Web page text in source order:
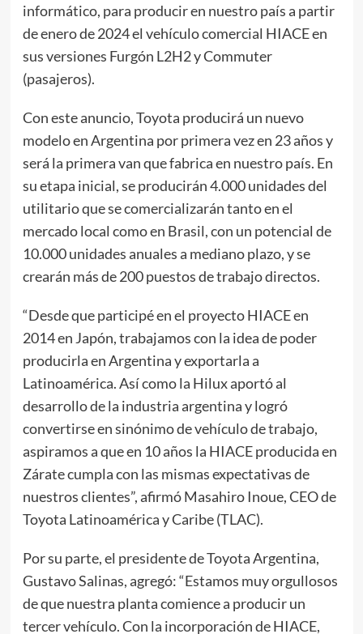
informático, para producir en nuestro país a partir
de enero de 2024 el vehículo comercial HIACE en
sus versiones Furgón L2H2 y Commuter
(pasajeros).
Con este anuncio, Toyota producirá un nuevo
modelo en Argentina por primera vez en 23 años y
será la primera van que fabrica en nuestro país. En
su etapa inicial, se producirán 4.000 unidades del
utilitario que se comercializarán tanto en el
mercado local como en Brasil, con un potencial de
10.000 unidades anuales a mediano plazo, y se
crearán más de 200 puestos de trabajo directos.
“Desde que participé en el proyecto HIACE en
2014 en Japón, trabajamos con la idea de poder
producirla en Argentina y exportarla a
Latinoamérica. Así como la Hilux aportó al
desarrollo de la industria argentina y logró
convertirse en sinónimo de vehículo de trabajo,
aspiramos a que en 10 años la HIACE producida en
Zárate cumpla con las mismas expectativas de
nuestros clientes”, afirmó Masahiro Inoue, CEO de
Toyota Latinoamérica y Caribe (TLAC).
Por su parte, el presidente de Toyota Argentina,
Gustavo Salinas, agregó: “Estamos muy orgullosos
de que nuestra planta comience a producir un
tercer vehículo. Con la incorporación de HIACE,